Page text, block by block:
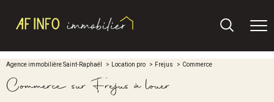
Agence immobilière Saint-Raphaël Location pro Frejus Commerce
Commerce sur Frejus à louer